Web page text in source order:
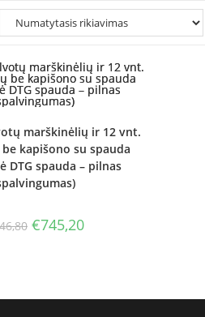
marškinėlių ir 12 vnt.
kapišono su spauda
DTG spauda – pilnas
Original
price
€745,20Current